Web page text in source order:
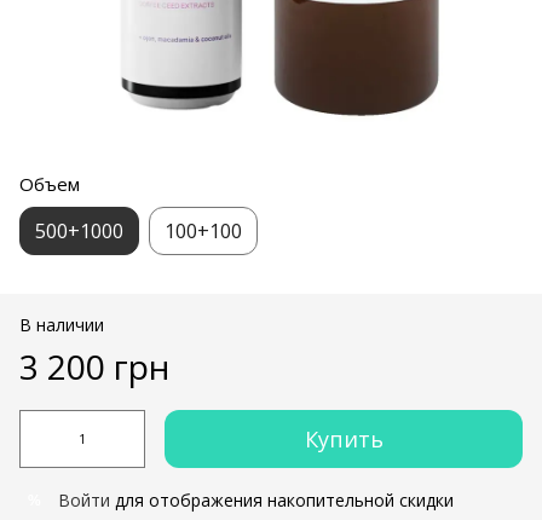
Объем
500+1000 100+100
В наличии
3 200 грн
Купить
Войти для отображения накопительной скидки